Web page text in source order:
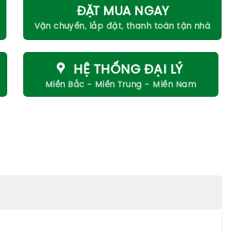
ĐẶT MUA NGAY
HỆ THỐNG ĐẠI LÝ